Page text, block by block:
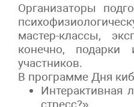
Организаторы
мастер-классы,
конечно,
участников.
В программе Дня
Интерактивная